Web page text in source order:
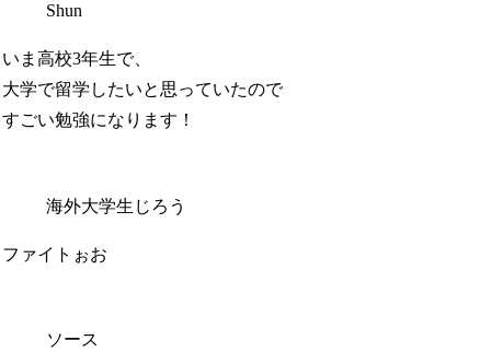
Shun
いま高校3年生で、
大学で留学したいと思っていたので
すごい勉強になります！
海外大学生じろう
ファイトぉお
ソース